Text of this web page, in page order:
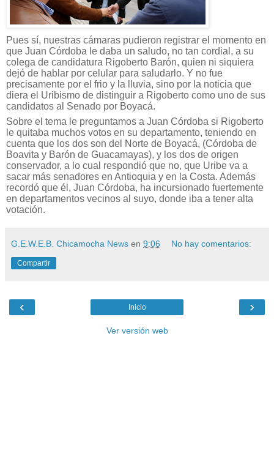
Pues sí, nuestras cámaras pudieron registrar el momento en
que Juan Córdoba le daba un saludo, no tan cordial, a su
colega de candidatura Rigoberto Barón, quien ni siquiera
dejó de hablar por celular para saludarlo. Y no fue
precisamente por el frio y la lluvia, sino por la noticia que
diera el Uribismo de distinguir a Rigoberto como uno de sus
candidatos al Senado por Boyacá.
Sobre el tema le preguntamos a Juan Córdoba si Rigoberto
le quitaba muchos votos en su departamento, teniendo en
cuenta que los dos son del Norte de Boyacá, (Córdoba de
Boavita y Barón de Guacamayas), y los dos de origen
conservador, a lo cual respondió que no, que Uribe va a
sacar más senadores en Antioquia y en la Costa. Además
recordó que él, Juan Córdoba, ha incursionado fuertemente
en departamentos vecinos al suyo, donde iba a tener alta
votación.
G.E.W.E.B. Chicamocha News en 9:06 No hay comentarios:
Compartir
‹ ›
Inicio
Ver versión web